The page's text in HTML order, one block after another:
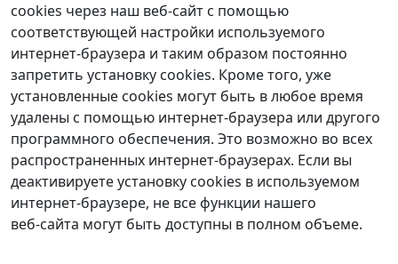
cookies через наш веб‑сайт с помощью
соответствующей настройки используемого
интернет‑браузера и таким образом постоянно
запретить установку cookies. Кроме того, уже
установленные cookies могут быть в любое время
удалены с помощью интернет‑браузера или другого
программного обеспечения. Это возможно во всех
распространенных интернет‑браузерах. Если вы
деактивируете установку cookies в используемом
интернет‑браузере, не все функции нашего
веб‑сайта могут быть доступны в полном объеме.